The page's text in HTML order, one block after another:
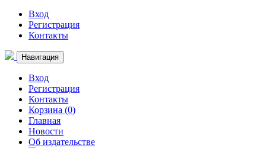
Вход
Регистрация
Контакты
Навигация
Вход
Регистрация
Контакты
Корзина (0)
Главная
Новости
Об издательстве